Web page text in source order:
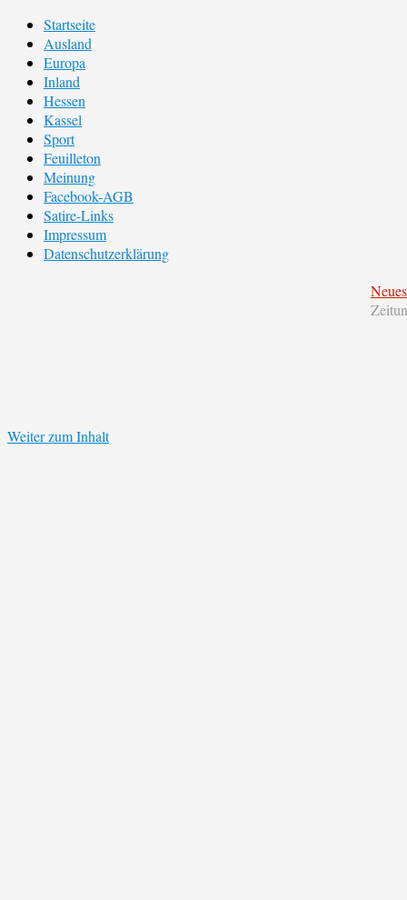
Startseite
Ausland
Europa
Inland
Hessen
Kassel
Sport
Feuilleton
Meinung
Facebook-AGB
Satire-Links
Impressum
Datenschutzerklärung
Weiter zum Inhalt